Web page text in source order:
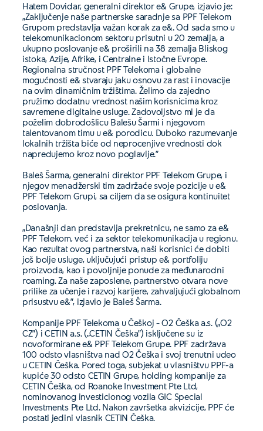
Hatem Dovidar, generalni direktor e& Grupe, izjavio je:
„Zaključenje naše partnerske saradnje sa PPF Telekom
Grupom predstavlja važan korak za e&. Od sada smo u
telekomunikacionom sektoru prisutni u 20 zemalja, a
ukupno poslovanje e& proširili na 38 zemalja Bliskog
istoka, Azije, Afrike, i Centralne i Istočne Evrope.
Regionalna stručnost PPF Telekoma i globalne
mogućnosti e& stvaraju jaku osnovu za rast i inovacije
na ovim dinamičnim tržištima. Želimo da zajedno
pružimo dodatnu vrednost našim korisnicima kroz
savremene digitalne usluge. Zadovoljstvo mi je da
poželim dobrodošlicu Balešu Šarmi i njegovom
talentovanom timu u e& porodicu. Duboko razumevanje
lokalnih tržišta biće od neprocenjive vrednosti dok
napredujemo kroz novo poglavlje.”
Baleš Šarma, generalni direktor PPF Telekom Grupe, i
njegov menadžerski tim zadržaće svoje pozicije u e&
PPF Telekom Grupi, sa ciljem da se osigura kontinuitet
poslovanja.
„Današnji dan predstavlja prekretnicu, ne samo za e&
PPF Telekom, već i za sektor telekomunikacija u regionu.
Kao rezultat ovog partnerstva, naši korisnici će dobiti
još bolje usluge, uključujući pristup e& portfoliju
proizvoda, kao i povoljnije ponude za međunarodni
roaming. Za naše zaposlene, partnerstvo otvara nove
prilike za učenje i razvoj karijere, zahvaljujući globalnom
prisustvu e&”, izjavio je Baleš Šarma.
Kompanije PPF Telekoma u Češkoj – O2 Češka a.s. („O2
CZ”) i CETIN a.s. („CETIN Češka”) isključene su iz
novoformirane e& PPF Telekom Grupe. PPF zadržava
100 odsto vlasništva nad O2 Češka i svoj trenutni udeo
u CETIN Češka. Pored toga, subjekat u vlasništvu PPF-a
kupiće 30 odsto CETIN Grupe, holding kompanije za
CETIN Češka, od Roanoke Investment Pte Ltd,
nominovanog investicionog vozila GIC Special
Investments Pte Ltd. Nakon završetka akvizicije, PPF će
postati jedini vlasnik CETIN Češka.